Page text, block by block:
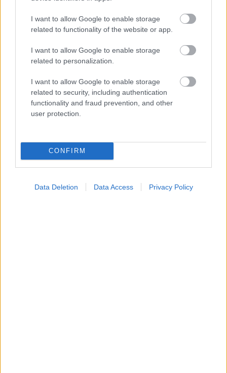
I want to allow Google to enable storage
related to functionality of the website or app.
I want to allow Google to enable storage
related to personalization.
I want to allow Google to enable storage
related to security, including authentication
functionality and fraud prevention, and other
user protection.
CONFIRM
Data Deletion Data Access Privacy Policy
Η vegan διατροφή ακόμα και για ένα μήνα, συνδέεται
γήρανσης